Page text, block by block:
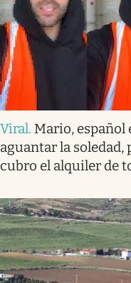
Viral. Mario, español
aguantar la soledad,
cubro el alquiler de